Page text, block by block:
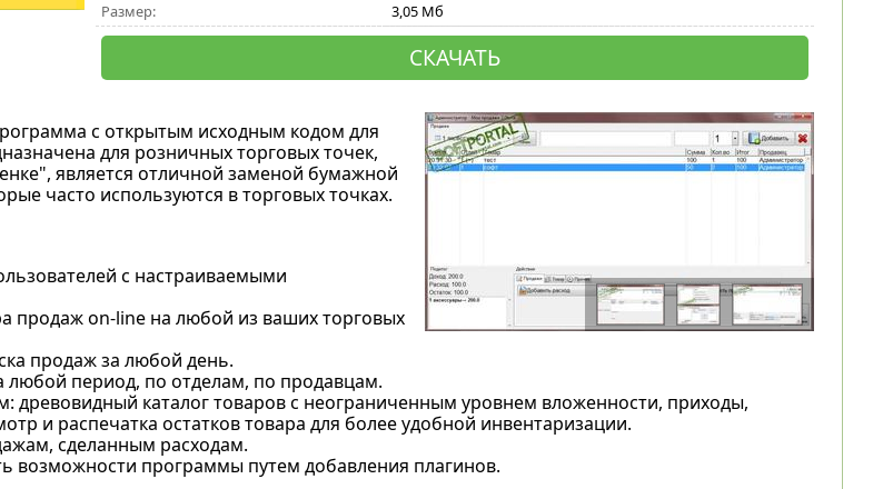
Размер:
3,05 Мб
СКАЧАТЬ
с открытым исходным кодом для
для розничных торговых точек,
является отличной заменой бумажной
часто используются в торговых точках.
с настраиваемыми
продаж on-line на любой из ваших торговых
продаж за любой день.
любой период, по отделам, по продавцам.
древовидный каталог товаров с неограниченным уровнем вложенности, приходы,
и распечатка остатков товара для более удобной инвентаризации.
сделанным расходам.
возможности программы путем добавления плагинов.